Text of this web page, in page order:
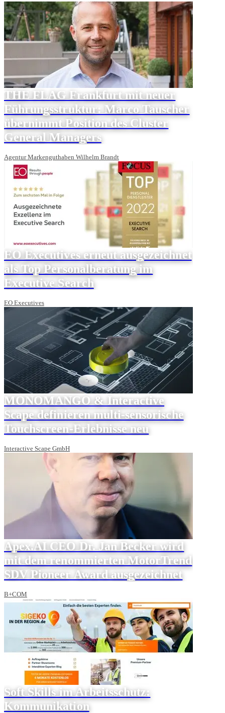
THE FLAG Frankfurt mit neuer
Führungsstruktur: Marco Tauscher
übernimmt Position des Cluster
General Managers
Agentur Markenguthaben Wilhelm Brandt
EO Executives erneut ausgezeichnet
als Top Personalberatung im
Executive Search
EO Executives
MONOMANGO & Interactive
Scape definieren multi-sensorische
Touchscreen-Erlebnisse neu
Interactive Scape GmbH
Apex.AI CEO Dr. Jan Becker wird
mit dem renommierten MotorTrend
SDV Pioneer Award ausgezeichnet
B+COM
Soft Skills im Arbeitsschutz:
Kommunikation